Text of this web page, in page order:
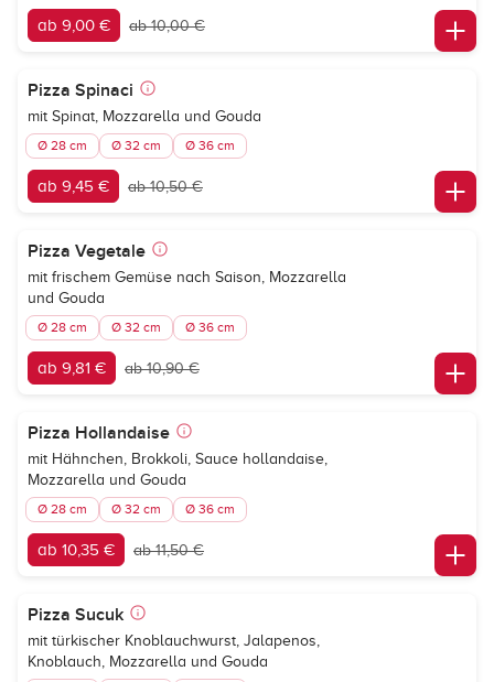
ab 9,00 € ab 10,00 €
Pizza Spinaci
mit Spinat, Mozzarella und Gouda
Ø 28 cm Ø 32 cm Ø 36 cm
ab 9,45 € ab 10,50 €
Pizza Vegetale
mit frischem Gemüse nach Saison, Mozzarella
und Gouda
Ø 28 cm Ø 32 cm Ø 36 cm
ab 9,81 € ab 10,90 €
Pizza Hollandaise
mit Hähnchen, Brokkoli, Sauce hollandaise,
Mozzarella und Gouda
Ø 28 cm Ø 32 cm Ø 36 cm
ab 10,35 € ab 11,50 €
Pizza Sucuk
mit türkischer Knoblauchwurst, Jalapenos,
Knoblauch, Mozzarella und Gouda